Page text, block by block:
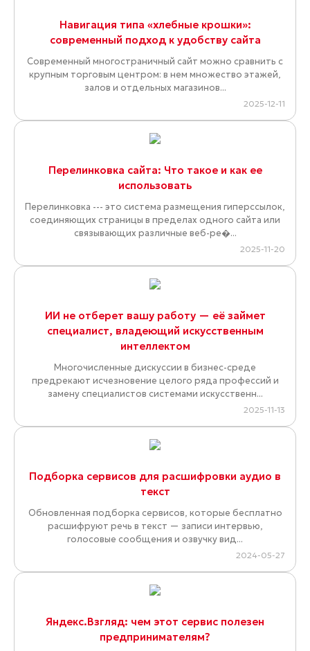
Навигация типа «хлебные крошки»:
современный подход к удобству сайта
Современный многостраничный сайт можно сравнить с
крупным торговым центром: в нем множество этажей,
залов и отдельных магазинов...
2025-12-11
Перелинковка сайта: Что такое и как ее
использовать
Перелинковка --- это система размещения гиперссылок,
соединяющих страницы в пределах одного сайта или
связывающих различные веб-ре�...
2025-11-20
ИИ не отберет вашу работу — её займет
специалист, владеющий искусственным
интеллектом
Многочисленные дискуссии в бизнес-среде
предрекают исчезновение целого ряда профессий и
замену специалистов системами искусственн...
2025-11-13
Подборка сервисов для расшифровки аудио в
текст
Обновленная подборка сервисов, которые бесплатно
расшифруют речь в текст — записи интервью,
голосовые сообщения и озвучку вид...
2024-05-27
Яндекс.Взгляд: чем этот сервис полезен
предпринимателям?